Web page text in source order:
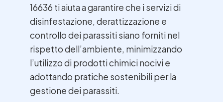
16636 ti aiuta a garantire che i servizi di
disinfestazione, derattizzazione e
controllo dei parassiti siano forniti nel
rispetto dell’ambiente, minimizzando
l’utilizzo di prodotti chimici nocivi e
adottando pratiche sostenibili per la
gestione dei parassiti.